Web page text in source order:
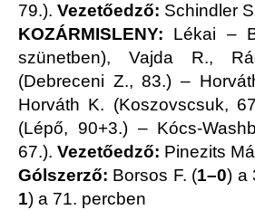
79.). Vezetőedző: Schindler
KOZÁRMISLENY: Lékai –
szünetben), Vajda R.,
(Debreceni Z., 83.) –
Horváth K. (Koszovscsuk,
(Lépő, 90+3.) – Kócs-
67.). Vezetőedző: Pinezits
Gólszerző: Borsos F. (1–0) a
1) a 71. percben